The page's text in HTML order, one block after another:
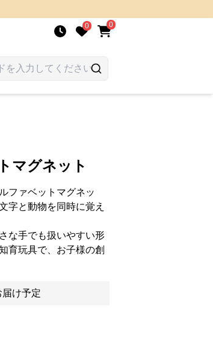
0 0
マグネット
ファベットマグネッ
字と動物を同時に覚え
な手でも扱いやすい形
育玩具で、お子様の創
け予定